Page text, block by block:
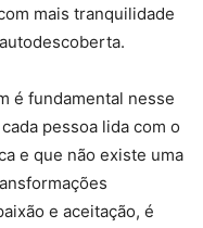
mais tranquilidade
é fundamental nesse
pessoa lida com o
e que não existe uma
e aceitação, é